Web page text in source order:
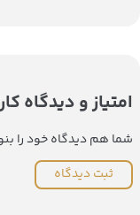
امتیاز و دیدگاه
شما هم دیدگاه خود را
ثبت دیدگاه